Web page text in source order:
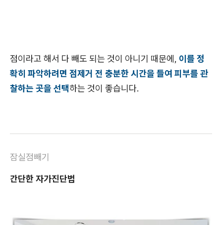
점이라고 해서 다 빼도 되는 것이 아니기 때문에, 이를 정
확히 파악하려면 점제거 전 충분한 시간을 들여 피부를 관
찰하는 곳을 선택하는 것이 좋습니다.
잠실점빼기
간단한 자가진단법